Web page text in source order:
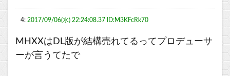
4: 2017/09/06(水) 22:24:08.37 ID:M3KFcRk70
MHXXはDL版が結構売れてるってプロデューサ
ーが言うてたで